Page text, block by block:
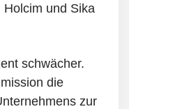
und Sika
schwächer.
die
zur